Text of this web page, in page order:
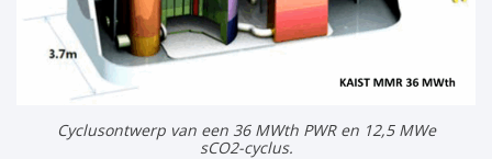
Cyclusontwerp van een 36 MWth PWR en 12,5 MWe
sCO2-cyclus.